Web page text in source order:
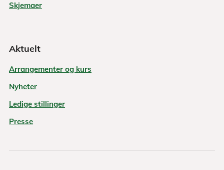
Skjemaer
Aktuelt
Arrangementer og kurs
Nyheter
Ledige stillinger
Presse